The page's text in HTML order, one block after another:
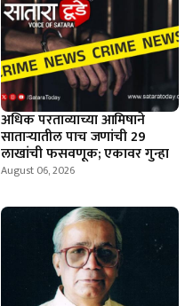
अधिक परताव्याच्या आमिषाने
साताऱ्यातील पाच जणांची 29
लाखांची फसवणूक; एकावर गुन्हा
August 06, 2026